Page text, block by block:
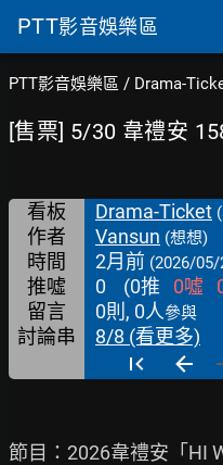
PTT影音娛樂區
PTT影音娛樂區 / Drama-
[售票] 5/30 韋禮安
看板 Drama-Ticket
作者 Vansun (想想)
時間 2月前 (2026/05/
推噓 0 (0推 0噓
留言
0則, 0人參與
討論串 8/8 (看更多)
節目：2026韋禮安「HI